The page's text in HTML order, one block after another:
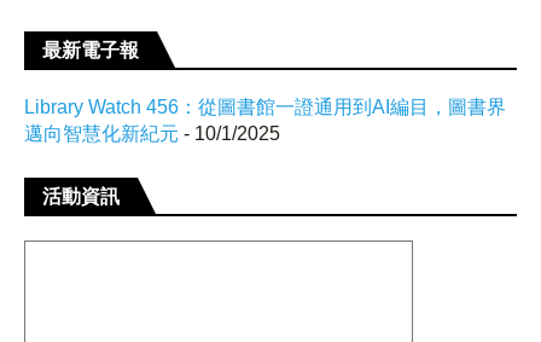
最新電子報
Library Watch 456：從圖書館一證通用到AI編目，圖書界
邁向智慧化新紀元 - 10/1/2025
活動資訊